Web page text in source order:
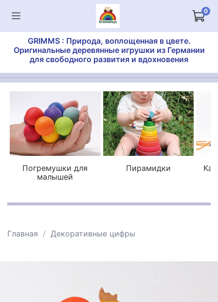
0
GRIMMS : Природа, воплощенная в цвете.
Оригинальные деревянные игрушки из Германии
для свободного развития и вдохновения
Погремушки для
малышей
Пирамидки
Главная Декоративные цифры